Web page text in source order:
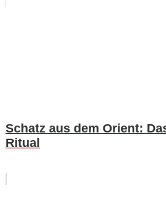
Schatz aus dem Orient:
Ritual